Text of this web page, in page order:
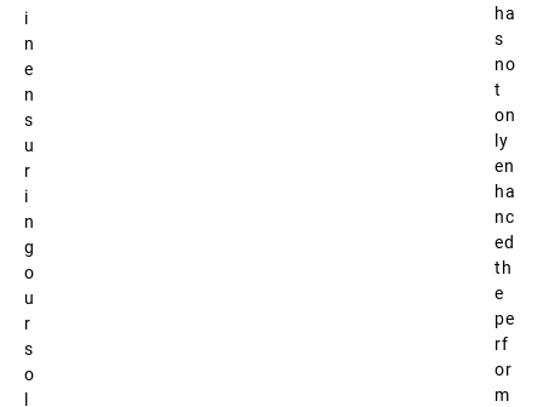
i
n
e
n
s
u
r
i
n
g
o
u
r
s
o
ha
s
no
t
on
ly
en
ha
nc
ed
th
e
pe
rf
or
m